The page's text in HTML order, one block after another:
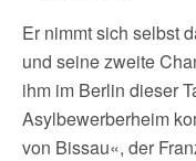
Er nimmt sich selbst
und seine zweite
ihm im Berlin dieser
Asylbewerberheim
von Bissau«, der